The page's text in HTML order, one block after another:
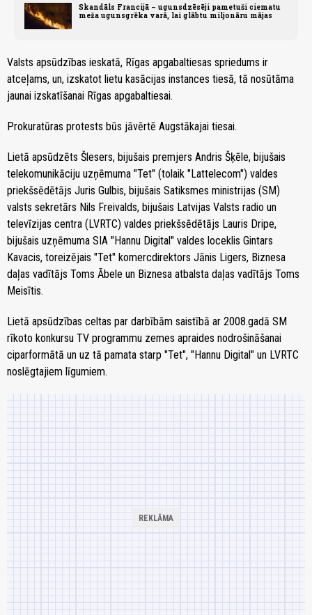
Skandāls Francijā – ugunsdzēsēji pametuši ciematu
meža ugunsgrēka varā, lai glābtu miljonāru mājas
Valsts apsūdzības ieskatā, Rīgas apgabaltiesas spriedums ir
atceļams, un, izskatot lietu kasācijas instances tiesā, tā nosūtāma
jaunai izskatīšanai Rīgas apgabaltiesai.
Prokuratūras protests būs jāvērtē Augstākajai tiesai.
Lietā apsūdzēts Šlesers, bijušais premjers Andris Šķēle, bijušais
telekomunikāciju uzņēmuma "Tet" (tolaik "Lattelecom") valdes
priekšsēdētājs Juris Gulbis, bijušais Satiksmes ministrijas (SM)
valsts sekretārs Nils Freivalds, bijušais Latvijas Valsts radio un
televīzijas centra (LVRTC) valdes priekšsēdētājs Lauris Dripe,
bijušais uzņēmuma SIA "Hannu Digital" valdes loceklis Gintars
Kavacis, toreizējais "Tet" komercdirektors Jānis Ligers, Biznesa
daļas vadītājs Toms Ābele un Biznesa atbalsta daļas vadītājs Toms
Meisītis.
Lietā apsūdzības celtas par darbībām saistībā ar 2008.gadā SM
rīkoto konkursu TV programmu zemes apraides nodrošināšanai
ciparformātā un uz tā pamata starp "Tet", "Hannu Digital" un LVRTC
noslēgtajiem līgumiem.